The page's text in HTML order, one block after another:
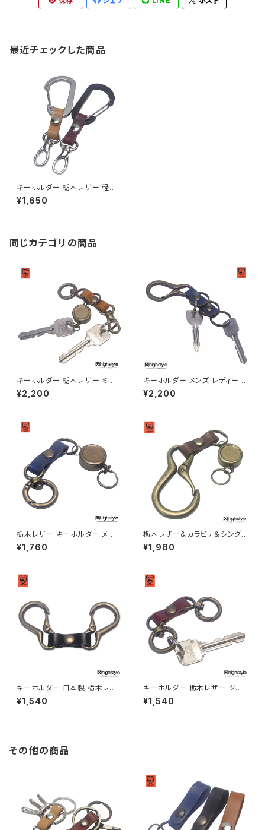
最近チェックした商品
キーホルダー 栃木レザー 軽量
アルミカラビナ ミニナスカン S
MKクラブタイプ キーホルダー
¥1,650
同じカテゴリの商品
キーホルダー 栃木レザー ミニ
丸カラビナ リールキー ミニナス
カン アンティークカラー キーホ
¥2,200
キーホルダー メンズ レディース
栃木レザー カラビナ 二重リング
×3 キーホルダー アクセサリー
¥2,200
栃木レザー キーホルダー メン
ズ レディース 日本製 栃木レザ
ー ミニ丸カラビナ シングルリー
ト ハイスタイル hs-yam-765a
¥1,760
栃木レザー＆カラビナ＆シングル
リールキー アンティークカラー
キーホルダー highstyle ハイ
¥1,980
キーホルダー 日本製 栃木レザ
ー＆ツインカラビナ アンティー
ク調クラブタイプ キーホルダー
¥1,540
キーホルダー 栃木レザー ツイ
ンミニ丸カラビナ アンティーク
カラー クラブタイプ キーホルダ
¥1,540
その他の商品